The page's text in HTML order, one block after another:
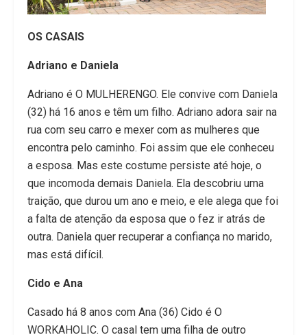
OS CASAIS
Adriano e Daniela
Adriano é O MULHERENGO. Ele convive com Daniela
(32) há 16 anos e têm um filho. Adriano adora sair na
rua com seu carro e mexer com as mulheres que
encontra pelo caminho. Foi assim que ele conheceu
a esposa. Mas este costume persiste até hoje, o
que incomoda demais Daniela. Ela descobriu uma
traição, que durou um ano e meio, e ele alega que foi
a falta de atenção da esposa que o fez ir atrás de
outra. Daniela quer recuperar a confiança no marido,
mas está difícil.
Cido e Ana
Casado há 8 anos com Ana (36) Cido é O
WORKAHOLIC. O casal tem uma filha de outro